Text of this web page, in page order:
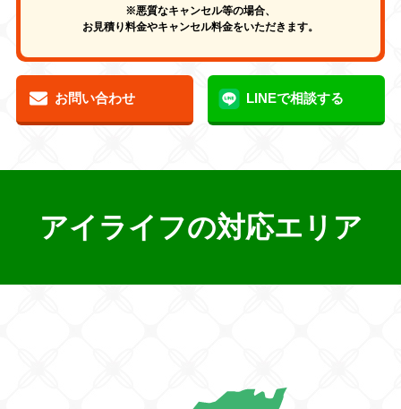
※悪質なキャンセル等の場合、
お見積り料金やキャンセル料金をいただきます。
お問い合わせ LINEで相談する
アイライフの対応エリア